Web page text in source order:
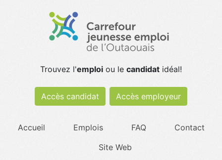
Trouvez l'emploi ou le candidat idéal!
Accès candidat Accès employeur
Accueil Emplois FAQ
Contact
Site Web